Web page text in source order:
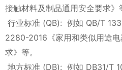
接触材料及制品通用安全要求》
行业标准 (QB): 例如 QB/T
2280-2016《家用和类似用途
求》等。
地方标准 (DB): 例如 DB31/T